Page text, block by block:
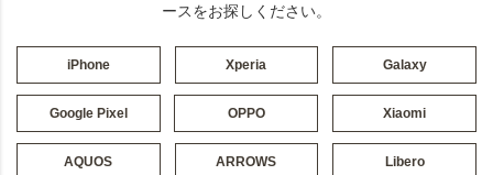
ースをお探しください。
iPhone Xperia Galaxy
Google Pixel OPPO Xiaomi
AQUOS ARROWS Libero